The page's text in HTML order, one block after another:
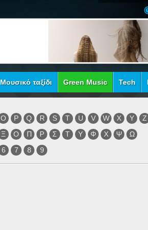
Μουσικό ταξίδι Green Music Tech
O P Q R S T U V W X Y
Z
Ξ Ο Π Ρ Σ Τ Υ Φ Χ Ψ
Ω
6 7 8 9